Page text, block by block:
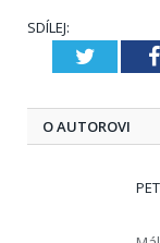
SDÍLEJ:
Twitter
O AUTOROVI